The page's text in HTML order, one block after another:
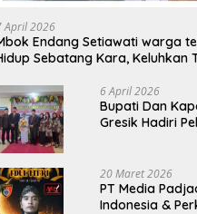
April 2026
Endang Setiawati warga
Sebatang Kara, Keluhkan
6 April 2026
​Bupati Dan
Gresik Hadiri
Pelebaran Jalan!
20 Maret 2026
PT Media
Indonesia &